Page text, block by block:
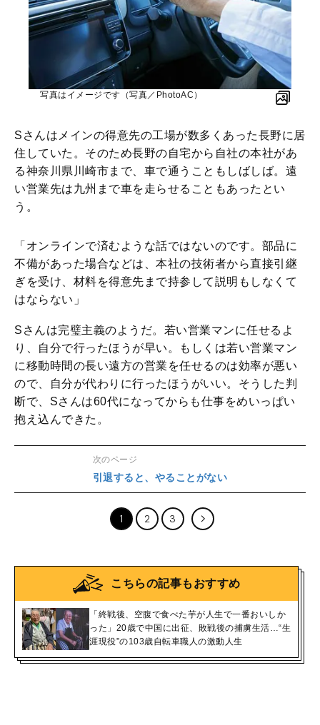
写真はイメージです（写真／PhotoAC）
Sさんはメインの得意先の工場が数多くあった長野に居
住していた。そのため長野の自宅から自社の本社があ
る神奈川県川崎市まで、車で通うこともしばしば。遠
い営業先は九州まで車を走らせることもあったとい
う。
「オンラインで済むような話ではないのです。部品に
不備があった場合などは、本社の技術者から直接引継
ぎを受け、材料を得意先まで持参して説明もしなくて
はならない」
Sさんは完璧主義のようだ。若い営業マンに任せるよ
り、自分で行ったほうが早い。もしくは若い営業マン
に移動時間の長い遠方の営業を任せるのは効率が悪い
ので、自分が代わりに行ったほうがいい。そうした判
断で、Sさんは60代になってからも仕事をめいっぱい
抱え込んできた。
次のページ
引退すると、やることがない
1 2 3
こちらの記事もおすすめ
「終戦後、空腹で食べた芋が人生で一番おいしか
った」20歳で中国に出征、敗戦後の捕虜生活…“生
涯現役”の103歳自転車職人の激動人生